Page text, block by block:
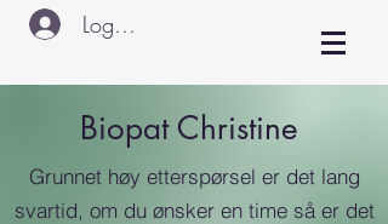
Logg inn
Biopat Christine
Grunnet høy etterspørsel er det lang
svartid, om du ønsker en time så er det